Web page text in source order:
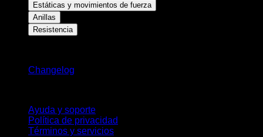
Estáticas y movimientos de fuerza
Anillas
Resistencia
Changelog
Ayuda y soporte
Política de privacidad
Términos y servicios